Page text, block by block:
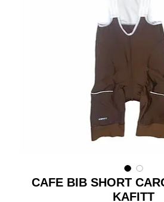
CAFE BIB SHORT
KAFITT